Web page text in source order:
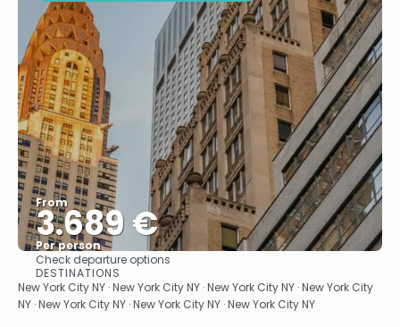
From
3.689 €
Per person
Check departure options
DESTINATIONS
New York City NY · New York City NY · New York City NY · New York City
NY · New York City NY · New York City NY · New York City NY